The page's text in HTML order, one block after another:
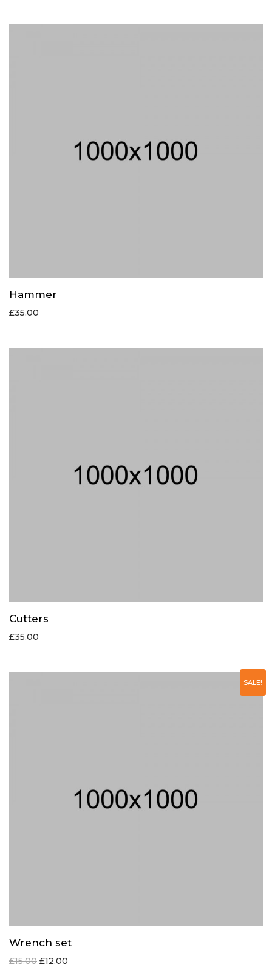
Hammer
£35.00
Cutters
£35.00
SALE!
Wrench set
£15.00 £12.00